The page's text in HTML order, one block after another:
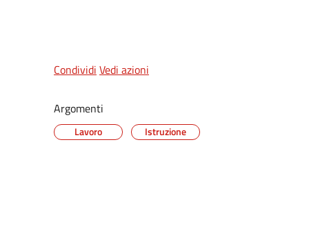
Condividi Vedi azioni
Argomenti
Lavoro Istruzione